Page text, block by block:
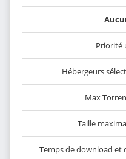
Priorité
Hébergeurs
Max
Taille
Temps de download et